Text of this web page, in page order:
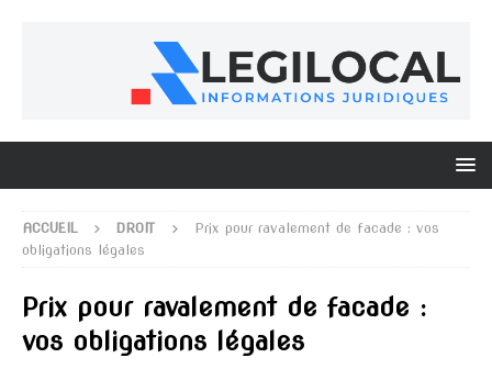
ACCUEIL DROIT
Prix pour ravalement de facade : vos
obligations légales
Prix pour ravalement de facade :
vos obligations légales